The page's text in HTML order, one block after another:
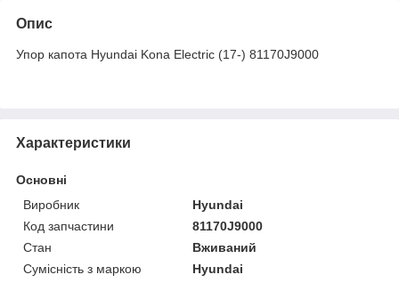
Опис
Упор капота Hyundai Kona Electric (17-) 81170J9000
Характеристики
Основні
Виробник
Hyundai
Код запчастини
81170J9000
Стан
Вживаний
Сумісність з маркою
Hyundai